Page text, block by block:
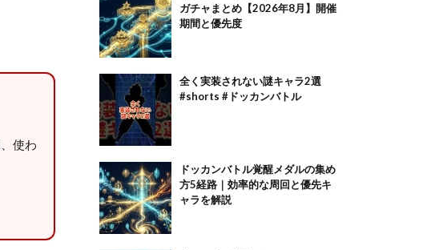
、使わ
ガチャまとめ【2026年8月】開催
期間と優先度
全く実装されない謎キャラ2選
#shorts #ドッカンバトル
ドッカンバトル覚醒メダルの集め
方5経路｜効率的な周回と優先キ
ャラを解説